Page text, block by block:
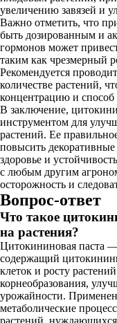
увеличению завязей и
Важно отметить, что
быть дозированным и
гормонов может
таким как чрезмерный
Рекомендуется
количестве растений,
концентрацию и
В заключение,
инструментом для
растений. Ее
повысить
здоровье и
с любым другим
осторожность и
Вопрос-ответ
Что такое
на растения?
Цитокининовая паста
содержащий
клеток и росту
корнеобразования,
урожайности.
метаболические
растений,